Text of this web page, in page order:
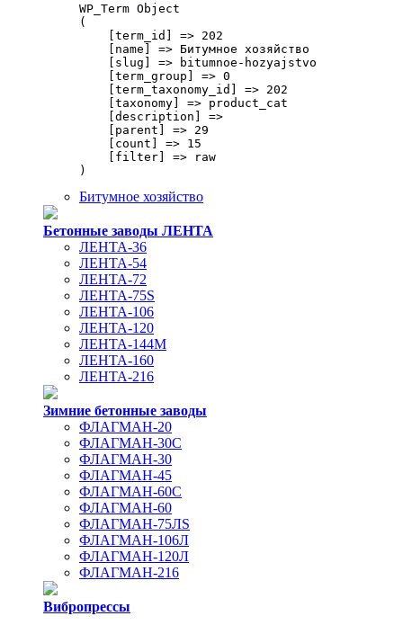
WP_Term Object
(
    [term_id] => 202
    [name] => Битумное хозяйство
    [slug] => bitumnoe-hozyajstvo
    [term_group] => 0
    [term_taxonomy_id] => 202
    [taxonomy] => product_cat
    [description] =>
    [parent] => 29
    [count] => 15
    [filter] => raw
Битумное хозяйство
Бетонные заводы ЛЕНТА
ЛЕНТА-36
ЛЕНТА-54
ЛЕНТА-72
ЛЕНТА-75S
ЛЕНТА-106
ЛЕНТА-120
ЛЕНТА-144М
ЛЕНТА-160
ЛЕНТА-216
Зимние бетонные заводы
ФЛАГМАН-20
ФЛАГМАН-30С
ФЛАГМАН-30
ФЛАГМАН-45
ФЛАГМАН-60С
ФЛАГМАН-60
ФЛАГМАН-75ЛS
ФЛАГМАН-106Л
ФЛАГМАН-120Л
ФЛАГМАН-216
Вибропрессы